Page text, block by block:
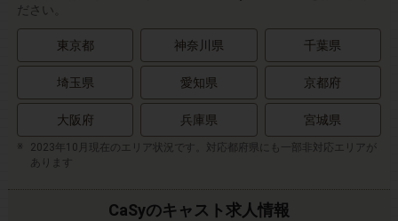
ださい。
東京都 神奈川県 千葉県
埼玉県 愛知県 京都府
大阪府 兵庫県 宮城県
2023年10月現在のエリア状況です。対応都府県にも一部非対応エリアが
あります
CaSyのキャスト求人情報